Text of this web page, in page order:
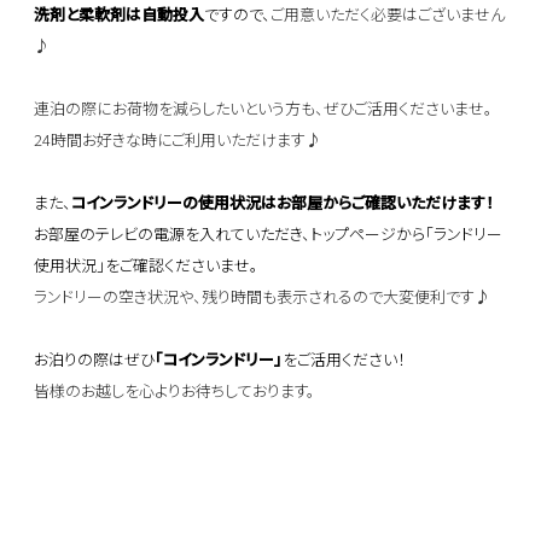
洗剤と柔軟剤は自動投入ですので、 ご用意いただく必要はございません
♪
連泊の際にお荷物を減らしたいという方も、ぜひご活用くださいませ。
24時間お好きな時にご利用いただけます♪
また、 コインランドリーの使用状況はお部屋からご確認いただけます！
お部屋のテレビの電源を入れていただき、トップページから「ランドリー
使用状況」をご確認くださいませ。
ランドリーの空き状況や、残り時間も表示されるので大変便利です♪
お泊りの際はぜひ「コインランドリー」 をご活用ください！
皆様のお越しを心よりお待ちしております。